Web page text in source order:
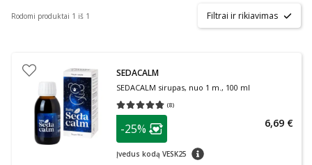
Rodomi produktai 1 iš 1 Filtrai ir rikiavimas
SEDACALM
SEDACALM sirupas, nuo 1 m., 100 ml
(8)
Vidutinis įvertinimas 4.75
patarimas
Lojalumo klubo narių nuolaida
-25%
Įvedus kodą VESK25 patarimas
6,69 €